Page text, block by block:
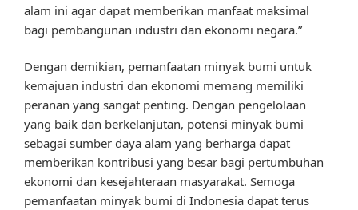
alam ini agar dapat memberikan manfaat maksimal
bagi pembangunan industri dan ekonomi negara.”
Dengan demikian, pemanfaatan minyak bumi untuk
kemajuan industri dan ekonomi memang memiliki
peranan yang sangat penting. Dengan pengelolaan
yang baik dan berkelanjutan, potensi minyak bumi
sebagai sumber daya alam yang berharga dapat
memberikan kontribusi yang besar bagi pertumbuhan
ekonomi dan kesejahteraan masyarakat. Semoga
pemanfaatan minyak bumi di Indonesia dapat terus